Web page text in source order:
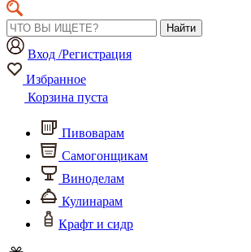
Найти
Вход /Регистрация
Избранное
Корзина пуста
Пивоварам
Самогонщикам
Виноделам
Кулинарам
Крафт и сидр